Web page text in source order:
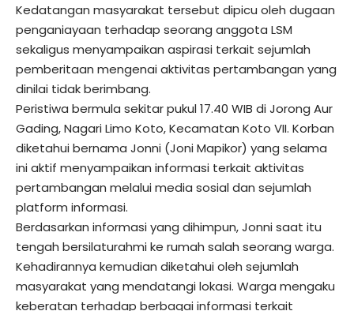
Kedatangan masyarakat tersebut dipicu oleh dugaan
penganiayaan terhadap seorang anggota LSM
sekaligus menyampaikan aspirasi terkait sejumlah
pemberitaan mengenai aktivitas pertambangan yang
dinilai tidak berimbang.
Peristiwa bermula sekitar pukul 17.40 WIB di Jorong Aur
Gading, Nagari Limo Koto, Kecamatan Koto VII. Korban
diketahui bernama Jonni (Joni Mapikor) yang selama
ini aktif menyampaikan informasi terkait aktivitas
pertambangan melalui media sosial dan sejumlah
platform informasi.
Berdasarkan informasi yang dihimpun, Jonni saat itu
tengah bersilaturahmi ke rumah salah seorang warga.
Kehadirannya kemudian diketahui oleh sejumlah
masyarakat yang mendatangi lokasi. Warga mengaku
keberatan terhadap berbagai informasi terkait